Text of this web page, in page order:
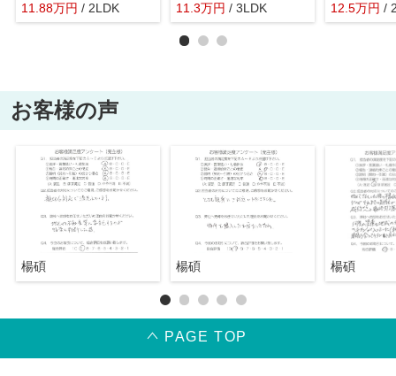
11.88万円 / 2LDK
11.3万円 / 3LDK 12.5万円 /
お客様の声
楊碩 楊碩 楊碩
PAGE TOP